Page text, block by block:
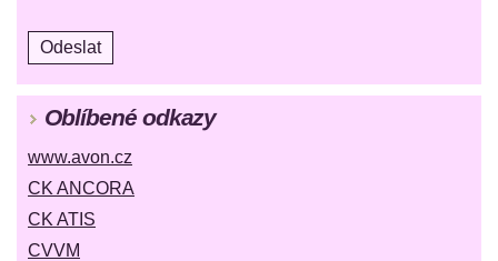
Oblíbené odkazy
www.avon.cz
CK ANCORA
CK ATIS
CVVM